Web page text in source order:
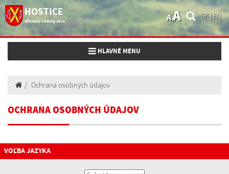
HOSTICE
Oficiálne stránky obce
SK|EN
AA
Toggle navigation
HLAVNÉ MENU
Ochrana osobných údajov
OCHRANA OSOBNÝCH ÚDAJOV
VOĽBA JAZYKA